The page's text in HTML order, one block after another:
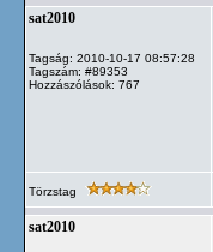
sat2010
Tagság: 2010-10-17 08:57:28
Tagszám: #89353
Hozzászólások: 767
Törzstag
sat2010